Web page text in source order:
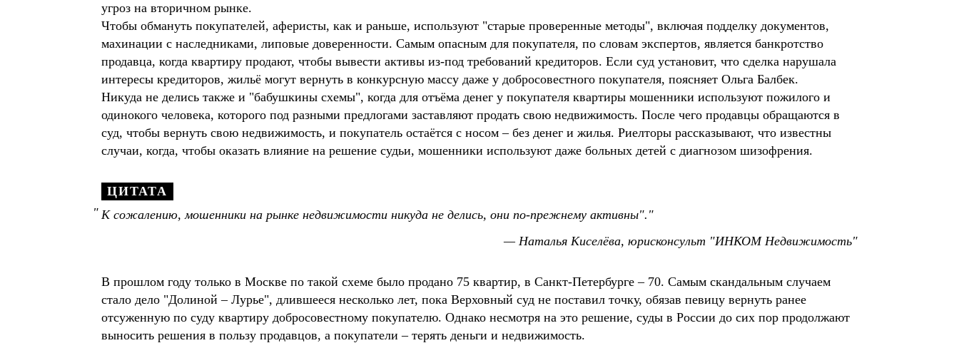
угроз на вторичном рынке.
Чтобы обмануть покупателей, аферисты, как и раньше, используют "старые проверенные методы", включая подделку документов,
махинации с наследниками, липовые доверенности. Самым опасным для покупателя, по словам экспертов, является банкротство
продавца, когда квартиру продают, чтобы вывести активы из-под требований кредиторов. Если суд установит, что сделка нарушала
интересы кредиторов, жильё могут вернуть в конкурсную массу даже у добросовестного покупателя, поясняет Ольга Балбек.
Никуда не делись также и "бабушкины схемы", когда для отъёма денег у покупателя квартиры мошенники используют пожилого и
одинокого человека, которого под разными предлогами заставляют продать свою недвижимость. После чего продавцы обращаются в
суд, чтобы вернуть свою недвижимость, и покупатель остаётся с носом – без денег и жилья. Риелторы рассказывают, что известны
случаи, когда, чтобы оказать влияние на решение судьи, мошенники используют даже больных детей с диагнозом шизофрения.
ЦИТАТА
К сожалению, мошенники на рынке недвижимости никуда не делись, они по-прежнему активны".
— Наталья Киселёва, юрисконсульт "ИНКОМ Недвижимость"
В прошлом году только в Москве по такой схеме было продано 75 квартир, в Санкт-Петербурге – 70. Самым скандальным случаем
стало дело "Долиной – Лурье", длившееся несколько лет, пока Верховный суд не поставил точку, обязав певицу вернуть ранее
отсуженную по суду квартиру добросовестному покупателю. Однако несмотря на это решение, суды в России до сих пор продолжают
выносить решения в пользу продавцов, а покупатели – терять деньги и недвижимость.